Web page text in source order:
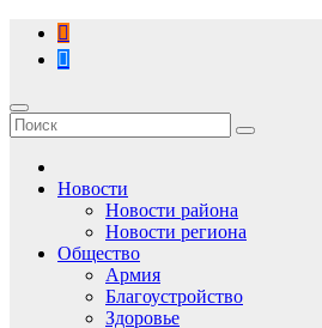
Перейти
содержимому
Новости
Новости района
Новости региона
Общество
Армия
Благоустройство
Здоровье